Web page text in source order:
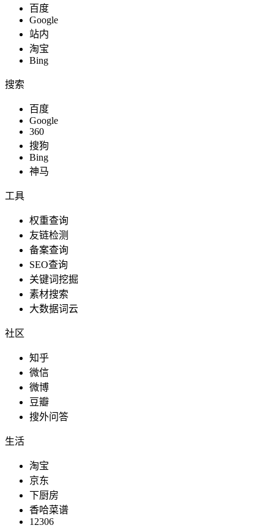
百度
Google
站内
淘宝
Bing
搜索
百度
Google
360
搜狗
Bing
神马
工具
权重查询
友链检测
备案查询
SEO查询
关键词挖掘
素材搜索
大数据词云
社区
知乎
微信
微博
豆瓣
搜外问答
生活
淘宝
京东
下厨房
香哈菜谱
12306